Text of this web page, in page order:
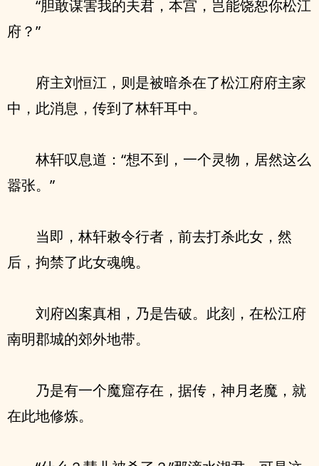
“胆敢谋害我的夫君，本宫，岂能饶恕你松江
府？”
府主刘恒江，则是被暗杀在了松江府府主家
中，此消息，传到了林轩耳中。
林轩叹息道：“想不到，一个灵物，居然这么
嚣张。”
当即，林轩敕令行者，前去打杀此女，然
后，拘禁了此女魂魄。
刘府凶案真相，乃是告破。此刻，在松江府
南明郡城的郊外地带。
乃是有一个魔窟存在，据传，神月老魔，就
在此地修炼。